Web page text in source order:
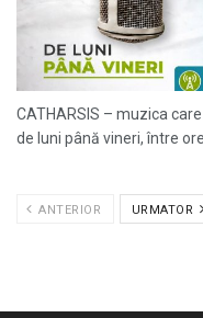
CATHARSIS – muzica
de luni până vineri, între
ANTERIOR URMATOR